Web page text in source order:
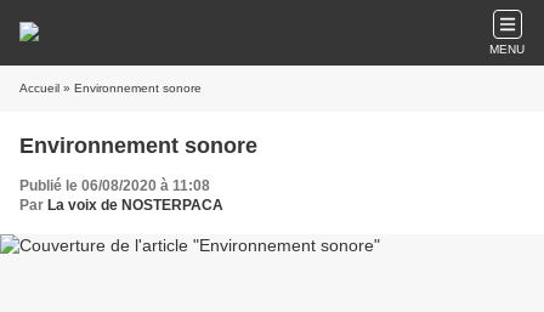
MENU
Accueil » Environnement sonore
Environnement sonore
Publié le 06/08/2020 à 11:08
Par La voix de NOSTERPACA